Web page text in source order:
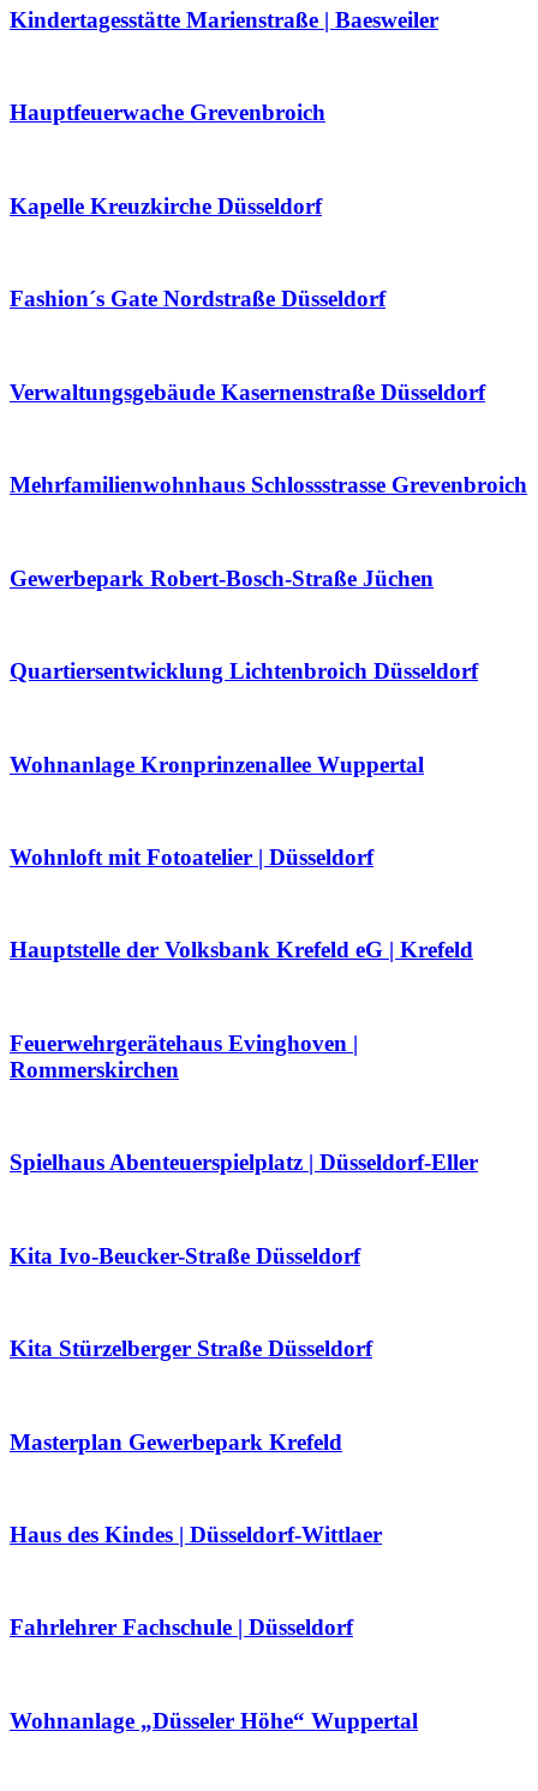
Kindertagesstätte Marienstraße | Baesweiler
Hauptfeuerwache Grevenbroich
Kapelle Kreuzkirche Düsseldorf
Fashion´s Gate Nordstraße Düsseldorf
Verwaltungsgebäude Kasernenstraße Düsseldorf
Mehrfamilienwohnhaus Schlossstrasse Grevenbroich
Gewerbepark Robert-Bosch-Straße Jüchen
Quartiersentwicklung Lichtenbroich Düsseldorf
Wohnanlage Kronprinzenallee Wuppertal
Wohnloft mit Fotoatelier | Düsseldorf
Hauptstelle der Volksbank Krefeld eG | Krefeld
Feuerwehrgerätehaus Evinghoven |
Rommerskirchen
Spielhaus Abenteuerspielplatz | Düsseldorf-Eller
Kita Ivo-Beucker-Straße Düsseldorf
Kita Stürzelberger Straße Düsseldorf
Masterplan Gewerbepark Krefeld
Haus des Kindes | Düsseldorf-Wittlaer
Fahrlehrer Fachschule | Düsseldorf
Wohnanlage „Düsseler Höhe“ Wuppertal